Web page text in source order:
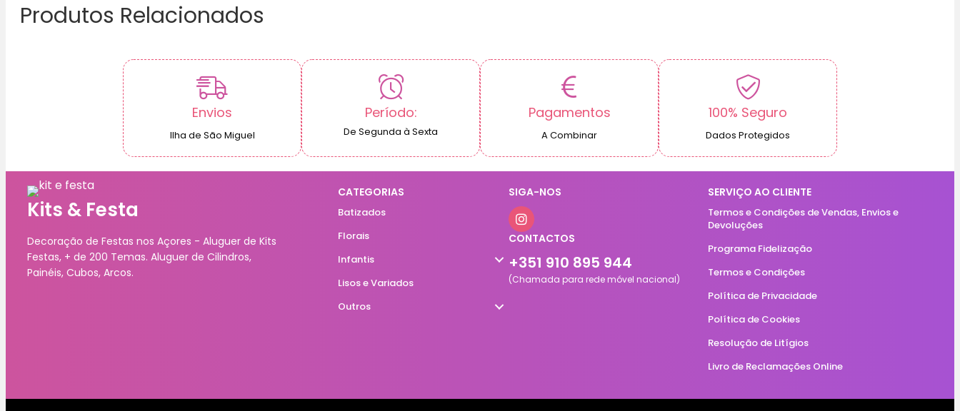
Produtos Relacionados
Envios
Ilha de São Miguel
Período:
De Segunda à Sexta
Pagamentos
A Combinar
100% Seguro
Dados Protegidos
Kits & Festa
Decoração de Festas nos Açores - Aluguer de Kits
Festas, + de 200 Temas. Aluguer de Cilindros,
Painéis, Cubos, Arcos.
CATEGORIAS
Batizados
Florais
Infantis
Lisos e Variados
Outros
SIGA-NOS
CONTACTOS
+351 910 895 944
(Chamada para rede móvel nacional)
SERVIÇO AO CLIENTE
Termos e Condições de Vendas, Envios e
Devoluções
Programa Fidelização
Termos e Condições
Política de Privacidade
Política de Cookies
Resolução de Litígios
Livro de Reclamações Online